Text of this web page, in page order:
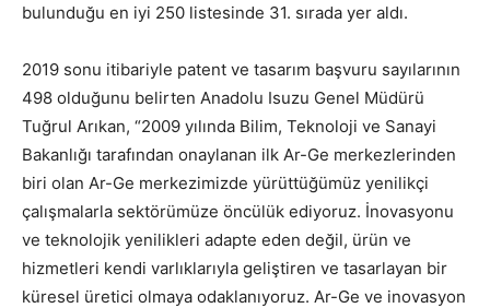
bulunduğu en iyi 250 listesinde 31. sırada yer aldı.
2019 sonu itibariyle patent ve tasarım başvuru sayılarının
498 olduğunu belirten Anadolu Isuzu Genel Müdürü
Tuğrul Arıkan, “2009 yılında Bilim, Teknoloji ve Sanayi
Bakanlığı tarafından onaylanan ilk Ar-Ge merkezlerinden
biri olan Ar-Ge merkezimizde yürüttüğümüz yenilikçi
çalışmalarla sektörümüze öncülük ediyoruz. İnovasyonu
ve teknolojik yenilikleri adapte eden değil, ürün ve
hizmetleri kendi varlıklarıyla geliştiren ve tasarlayan bir
küresel üretici olmaya odaklanıyoruz. Ar-Ge ve inovasyon